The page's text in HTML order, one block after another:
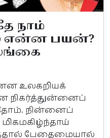
நாம்
என்ன பயன்?
உலகறியக்
நிகர்த்துன்னைப்
நின்னைப்
பேதைமையால்